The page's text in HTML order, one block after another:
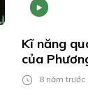
Kĩ năng
của
8 năm trước